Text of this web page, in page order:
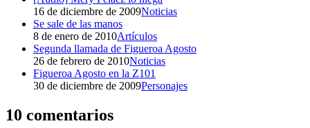
16 de diciembre de 2009Noticias
Se sale de las manos
8 de enero de 2010Artículos
Segunda llamada de Figueroa Agosto
26 de febrero de 2010Noticias
Figueroa Agosto en la Z101
30 de diciembre de 2009Personajes
10 comentarios